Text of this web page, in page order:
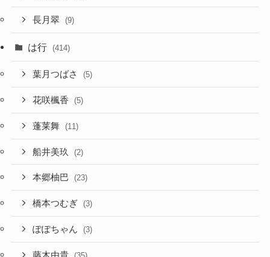
長月翠 (9)
は行 (414)
葉月つばさ (5)
花咲楓香 (5)
蓬莱舞 (11)
船井美玖 (2)
本郷柚巴 (23)
橋本つむぎ (3)
ぽぽちゃん (3)
藤木由貴